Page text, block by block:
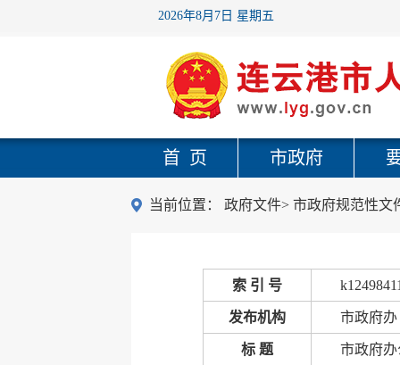
2026年8月7日 星期五
首 页 市政府
当前位置： 政府文件> 市政府规范性文
索 引 号
发布机构 市政府办
标 题 市政府